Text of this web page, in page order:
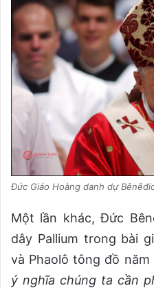
Đức Giáo Hoàng danh dự
Một lần khác, Đức
dây Pallium trong bài
và Phaolô tông đồ năm
ý nghĩa chúng ta cần